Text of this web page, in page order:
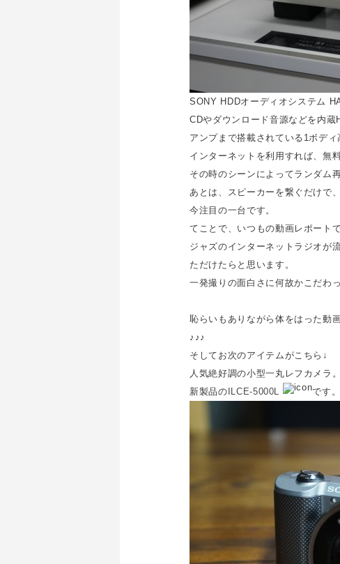
SONY HDDオーディオシステム
CDやダウンロード音源などを内蔵
アンプまで搭載されている1ボディ
インターネットを利用すれば、無
その時のシーンによってランダム
あとは、スピーカーを繋ぐだけで
今注目の一台です。
てことで、いつもの動画レポート
ジャズのインターネットラジオが
ただけたらと思います。
一発撮りの面白さに何故かこだわ
恥らいもありながら体をはった動
♪♪♪
そしてお次のアイテムがこちら↓
人気絶好調の小型一丸レフカメラ。
新製品の ILCE-5000L です。